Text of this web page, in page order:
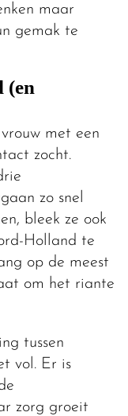
maar
gemak te
(en
met een
zocht.
zo snel
bleek ze ook
Holland te
op de meest
om het riante
tussen
vol. Er is
zorg groeit